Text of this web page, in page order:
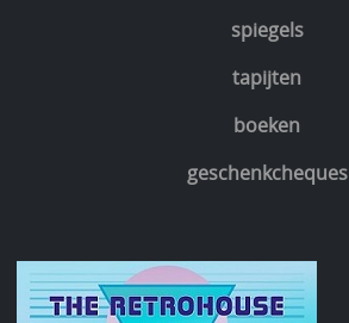
spiegels
tapijten
boeken
geschenkcheques